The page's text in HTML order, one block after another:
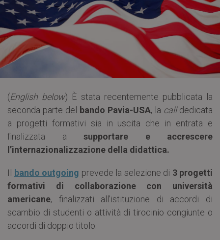
(English below) È stata recentemente pubblicata la
seconda parte del bando Pavia-USA, la calldedicata
a progetti formativi sia in uscita che in entrata e
finalizzata a supportare eaccrescere
l’internazionalizzazione della didattica.
Il bando outgoing prevede la selezione di 3 progetti
formativi di collaborazione con università
americane, finalizzati all’istituzione di accordi di
scambio di studenti o attività di tirocinio congiunte o
accordi di doppio titolo.